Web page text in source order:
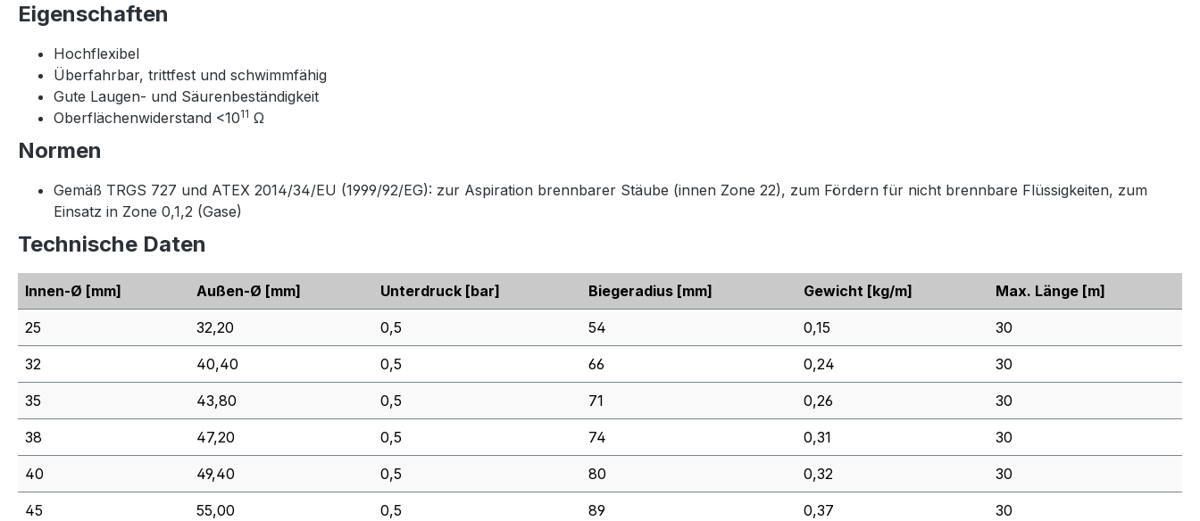
Eigenschaften
Hochflexibel
Überfahrbar, trittfest und schwimmfähig
Gute Laugen- und Säurenbeständigkeit
Oberflächenwiderstand <1011 Ω
Normen
Gemäß TRGS 727 und ATEX 2014/34/EU (1999/92/EG): zur Aspiration brennbarer Stäube (innen Zone 22), zum Fördern für nicht brennbare Flüssigkeiten, zum
Einsatz in Zone 0,1,2 (Gase)
Technische Daten
Innen-Ø [mm] Außen-Ø [mm] Unterdruck [bar] Biegeradius [mm] Gewicht [kg/m] Max. Länge [m]
25 32,20 0,5 54 0,15 30
32 40,40 0,5 66 0,24 30
35 43,80 0,5 71 0,26 30
38 47,20 0,5 74 0,31 30
40 49,40 0,5 80 0,32 30
45 55,00 0,5 89 0,37 30